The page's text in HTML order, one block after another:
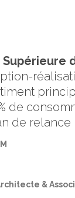
de
de relance
&